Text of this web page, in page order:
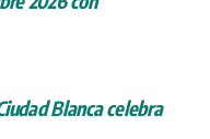
Blanca celebra